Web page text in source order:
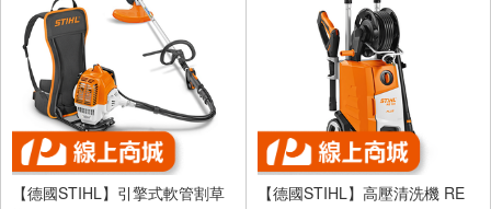
【德國STIHL】引擎式軟管割草
【德國STIHL】高壓清洗機 RE